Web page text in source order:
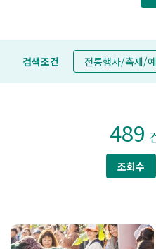
검색조건 전통행사/축제/
489
조회수